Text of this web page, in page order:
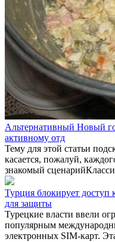
Альтернативный Новый
активному отд
Тему для этой статьи
касается, пожалуй,
знакомый
Турция блокирует
для защиты
Турецкие власти ввели
популярным
электронных SIM-карт.